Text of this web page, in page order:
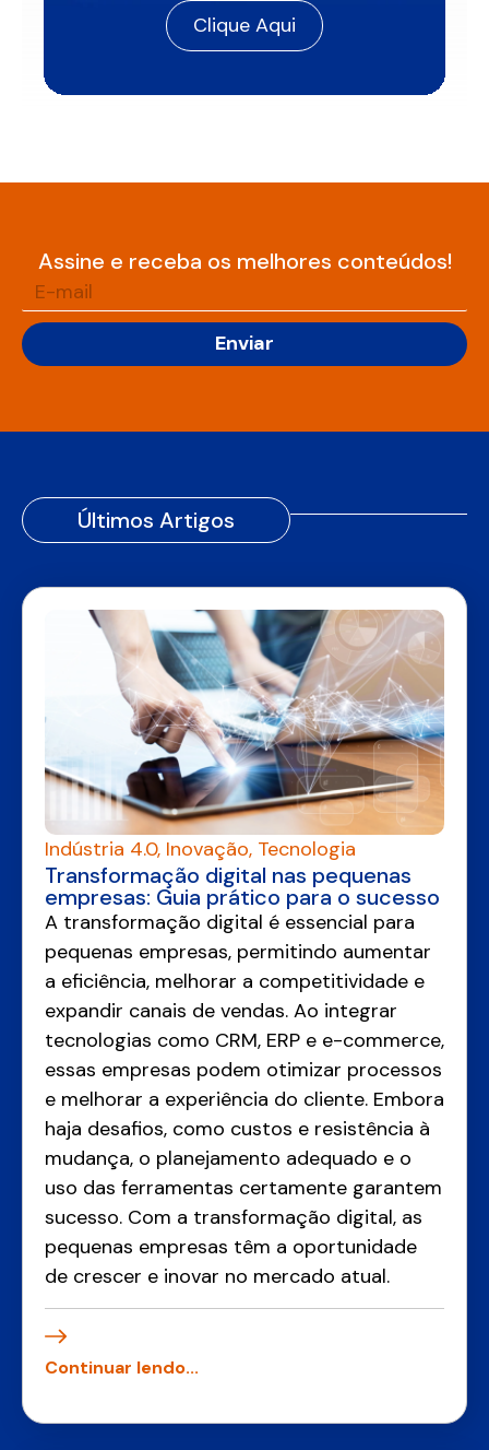
Clique Aqui
Assine e receba os melhores conteúdos!
Enviar
Últimos Artigos
Indústria 4.0, Inovação, Tecnologia
Transformação digital nas pequenas
empresas: Guia prático para o sucesso
A transformação digital é essencial para
pequenas empresas, permitindo aumentar
a eficiência, melhorar a competitividade e
expandir canais de vendas. Ao integrar
tecnologias como CRM, ERP e e-commerce,
essas empresas podem otimizar processos
e melhorar a experiência do cliente. Embora
haja desafios, como custos e resistência à
mudança, o planejamento adequado e o
uso das ferramentas certamente garantem
sucesso. Com a transformação digital, as
pequenas empresas têm a oportunidade
de crescer e inovar no mercado atual.
Continuar lendo...